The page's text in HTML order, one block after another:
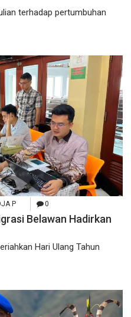
terhadap pertumbuhan
P 0
Belawan Hadirkan
Hari Ulang Tahun